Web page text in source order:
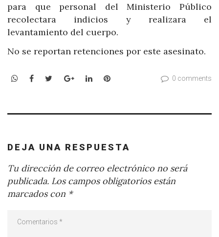
para que personal del Ministerio Público
recolectara indicios y realizara el
levantamiento del cuerpo.
No se reportan retenciones por este asesinato.
WhatsApp
Facebook
TwitterGoogle+LinkedInPinterest 0 comments
DEJA UNA RESPUESTA
Tu dirección de correo electrónico no será
publicada. Los campos obligatorios están
marcados con *